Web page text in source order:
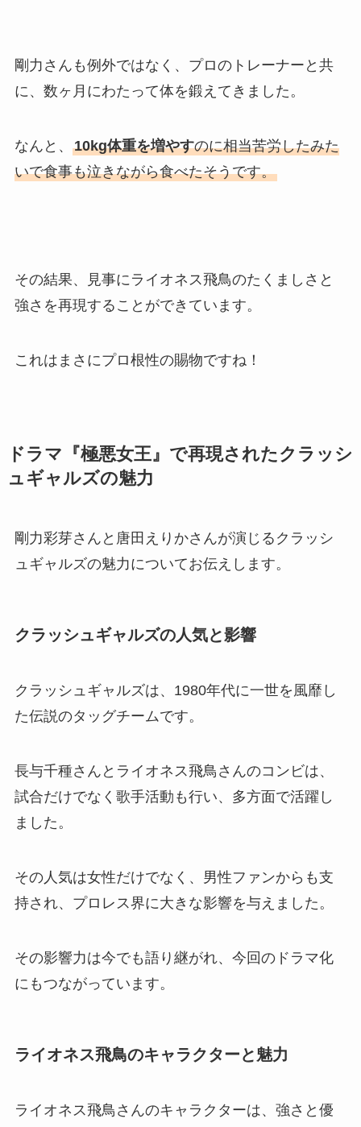
剛力さんも例外ではなく、プロのトレーナーと共
に、数ヶ月にわたって体を鍛えてきました。
なんと、 10kg体重を増やすのに相当苦労したみた
いで食事も泣きながら食べたそうです。
その結果、見事にライオネス飛鳥のたくましさと
強さを再現することができています。
これはまさにプロ根性の賜物ですね！
ドラマ『極悪女王』で再現されたクラッシ
ュギャルズの魅力
剛力彩芽さんと唐田えりかさんが演じるクラッシ
ュギャルズの魅力についてお伝えします。
クラッシュギャルズの人気と影響
クラッシュギャルズは、1980年代に一世を風靡し
た伝説のタッグチームです。
長与千種さんとライオネス飛鳥さんのコンビは、
試合だけでなく歌手活動も行い、多方面で活躍し
ました。
その人気は女性だけでなく、男性ファンからも支
持され、プロレス界に大きな影響を与えました。
その影響力は今でも語り継がれ、今回のドラマ化
にもつながっています。
ライオネス飛鳥のキャラクターと魅力
ライオネス飛鳥さんのキャラクターは、強さと優